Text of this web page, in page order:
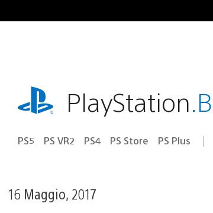
al
playstation.comPlayStation
PS5 PS VR2 PS4 PS Store PS Plus
16 Maggio, 2017